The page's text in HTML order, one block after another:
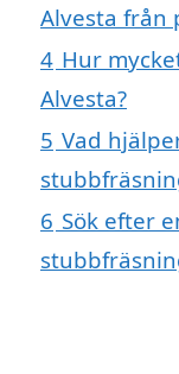
Alvesta från
4 Hur
Alvesta?
5 Vad
6 Sök efter